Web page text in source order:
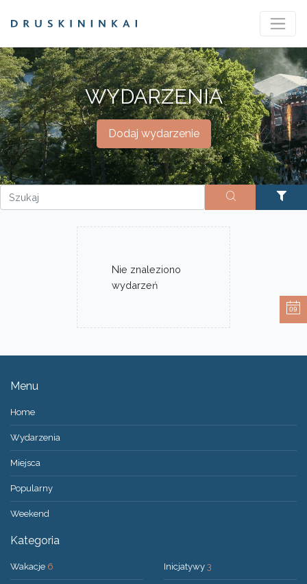
WYDARZENIA
Dodaj wydarzenie
Nie znaleziono
wydarzeń
Menu
Home
Wydarzenia
Miejsca
Popularny
Weekend
Kategoria
Wakacje 6 Inicjatywy 3
09